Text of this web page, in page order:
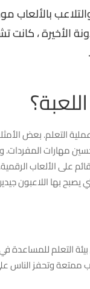
الأخيرة ، كانت
مهارات المفردات.
على الألعاب
بها اللاعبون
التعلم للمساعدة
وتحفز الناس